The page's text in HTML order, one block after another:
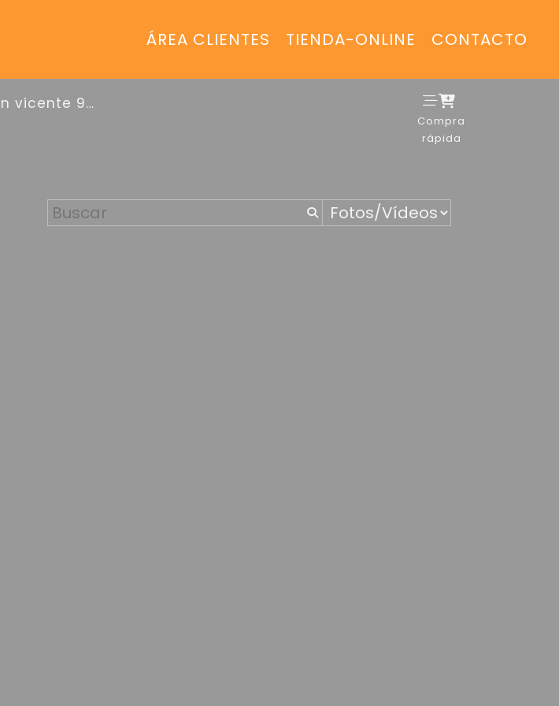
ÁREA CLIENTES TIENDA-ONLINE CONTACTO
lasallano vs union san vicente 9na div
Compra
rápida